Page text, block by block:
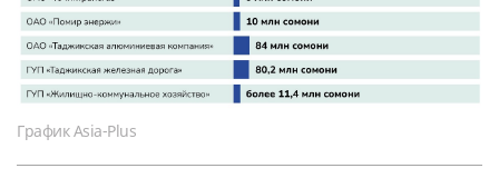
График Asia-Plus